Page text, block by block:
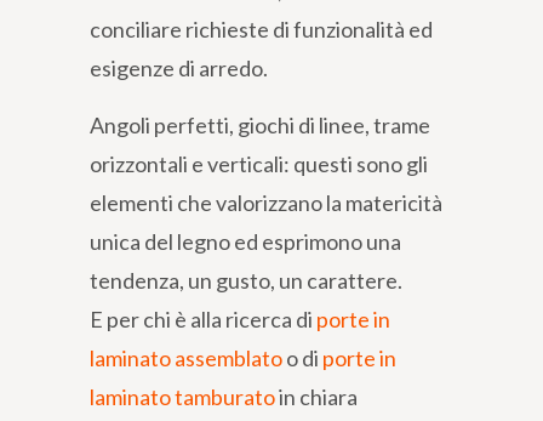
conciliare richieste di funzionalità ed
esigenze di arredo.
Angoli perfetti, giochi di linee, trame
orizzontali e verticali: questi sono gli
elementi che valorizzano la matericità
unica del legno ed esprimono una
tendenza, un gusto, un carattere.
E per chi è alla ricerca di porte in
laminato assemblatoo di porte in
laminato tamburatoin chiara